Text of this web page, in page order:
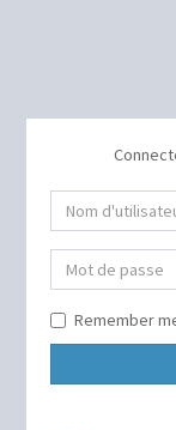
Remember